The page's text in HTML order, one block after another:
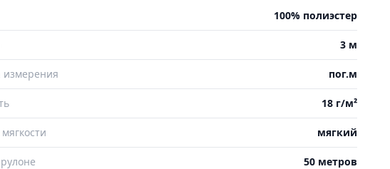
100% полиэстер
3 м
измерения пог.м
18 г/м²
мягкий
50 метров